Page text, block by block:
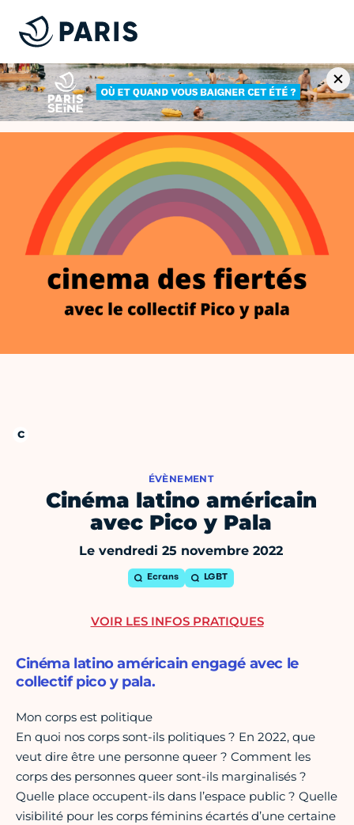
ÉVÈNEMENT
Cinéma latino américain
avec Pico y Pala
Le vendredi 25 novembre 2022
Ecrans LGBT
Cinéma latino américain engagé avec le
collectif pico y pala.
Mon corps est politique
En quoi nos corps sont-ils politiques ? En 2022, que
veut dire être une personne queer ? Comment les
corps des personnes queer sont-ils marginalisés ?
Quelle place occupent-ils dans l’espace public ? Quelle
visibilité pour les corps féminins écartés d’une certaine
VOIR LES INFOS PRATIQUES